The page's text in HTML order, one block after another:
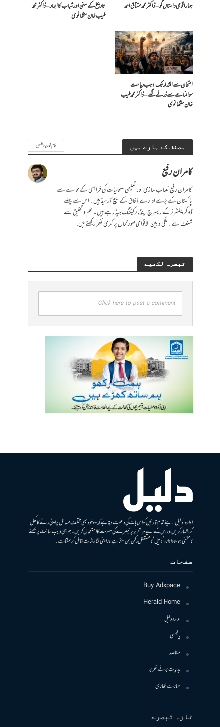
ہمارا قومی داستان گو – ڈاکٹر محمد مشتاق احمد
تاریخ کے سنن اور شباب کا ابھار – ڈاکٹر محمد
طیب خان سنگھانوی
امتحان سے اقتدار تک: جب ریاست
سوالنامے سے ڈرنے لگے – ڈاکٹر محمد طیب
خان سنگھانوی
مصنف کے بارے میں تمام تحاریر دیکھیں
کامران رفیع
کامران رفیع نصاب سازی اور تعلیمی سہولیات کی فراہمی کے حوالے سے
پاکستان کے بڑے ادارے آفاق کے ایچ آر ہیڈ ہیں۔ اس سے پہلے
ڈوگر پبلشرز کے ریسرچ اینڈ مارکیٹنگ ہیڈ رہے ہیں۔ علم و تحقیق سے
شغف ہے۔ ملکی و بین الاقوامی صورتحال پر گہری نظر رکھتے ہیں.
تبصرہ لکھیے
Click here to post a comment
ادارہ ’دلیل‘ اپنے تمام قارئین کو اس بات کی دعوت دیتا ہے کہ وہ خود بھی مختلف مسائل پر اپنی رائے کا کھل
کر اظہار کریں اور اس کے لیے ہر تحریر پر تبصرے کی سہولت کا استعمال کریں۔ جو بھی ویب سائٹ پر لکھنے
کا متمنی ہو، وہ ادارہ ’دلیل‘ کا مستقل رکن بن سکتا ہے اور اپنی نگارشات شامل کرسکتا ہے۔
صفحات
Buy Adspace
Herald Home
ادارہ دلیل
پالیسی
مقاصد
ہدایات برائے تحریر
ہمارے لکھاری
تازہ تبصرے